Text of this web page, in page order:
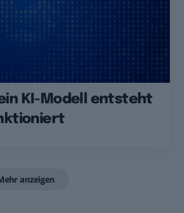
KI-Modell entsteht
anzeigen